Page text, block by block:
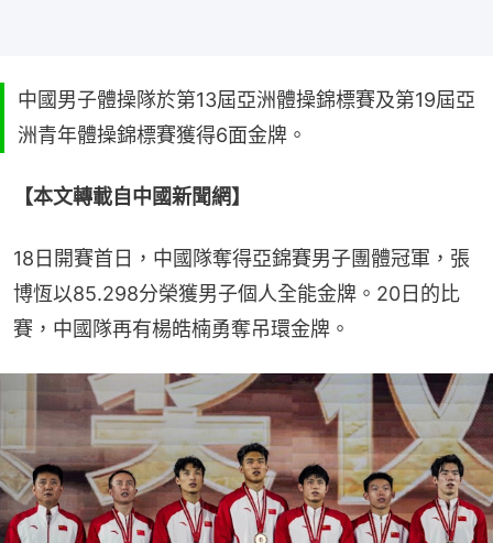
中國男子體操隊於第13屆亞洲體操錦標賽及第19屆亞
洲青年體操錦標賽獲得6面金牌。
【本文轉載自中國新聞網】
18日開賽首日，中國隊奪得亞錦賽男子團體冠軍，張
博恆以85.298分榮獲男子個人全能金牌。20日的比
賽，中國隊再有楊皓楠勇奪吊環金牌。